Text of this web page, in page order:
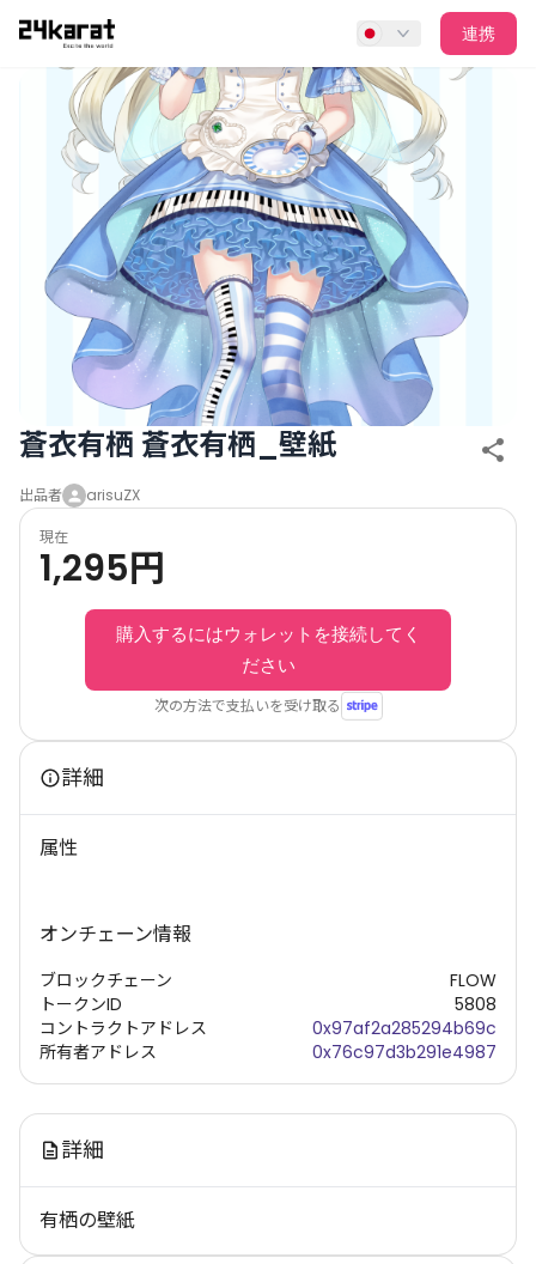
蒼衣有栖 蒼衣有栖_壁紙
連携
蒼衣有栖 蒼衣有栖_壁紙
出品者 arisuZX
現在
1,295円
購入するにはウォレットを接続してく
ださい
次の方法で支払いを受け取る
詳細
属性
オンチェーン情報
ブロックチェーン
トークンID
コントラクトアドレス
所有者アドレス
FLOW
5808
0x97af2a285294b69c
0x76c97d3b291e4987
詳細
有栖の壁紙